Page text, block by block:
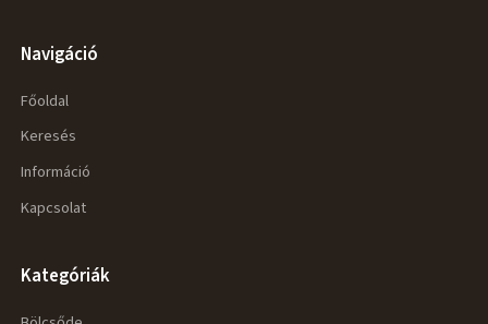
Navigáció
Főoldal
Keresés
Információ
Kapcsolat
Kategóriák